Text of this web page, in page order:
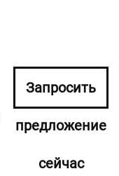
Запросить
предложение
сейчас